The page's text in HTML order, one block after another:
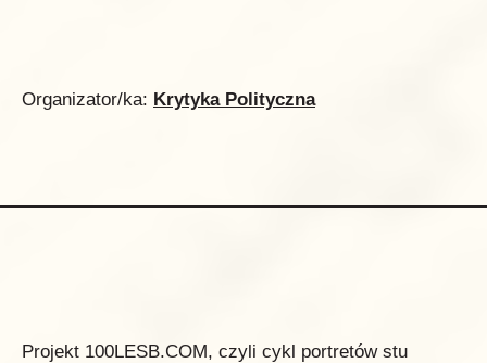
Organizator/ka: Krytyka Polityczna
Projekt 100LESB.COM, czyli cykl portretów stu